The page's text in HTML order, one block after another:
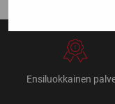
Ensiluokkainen